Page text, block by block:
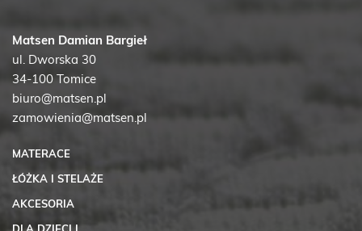
Matsen Damian Bargieł
ul. Dworska 30
34-100 Tomice
biuro@matsen.pl
zamowienia@matsen.pl
MATERACE
ŁÓŻKA I STELAŻE
AKCESORIA